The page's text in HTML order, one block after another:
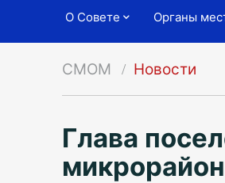
О Совете Органы
СМОМ Новости
Глава